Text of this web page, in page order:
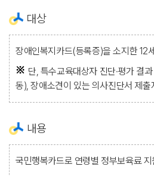
대상
장애인복지카드(등록증)을 소지한 12
단, 특수교육대상자 진단·평가 결
동), 장애소견이 있는 의사진단서 제
내용
국민행복카드로 연령별 정부보육료 지